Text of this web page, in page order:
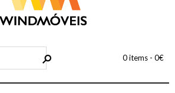
0 items - 0€